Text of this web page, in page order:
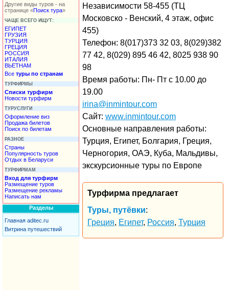
Другие виды туров - на
странице «Поиск тура»
ЧАЩЕ ВСЕГО ИЩУТ:
ЕГИПЕТ
ГРУЗИЯ
ТУРЦИЯ
ГРЕЦИЯ
РОССИЯ
ИТАЛИЯ
ВЬЕТНАМ
Все туры по странам
ТУРФИРМЫ
Списки турфирм
Новости турфирм
ТУРУСЛУГИ
Оформление виз
Продажа билетов
Поиск по билетам
РАЗНОЕ
Страны
Популярность туров
Отдых в Беларуси
ТУРФИРМАМ
Вход для турфирм
Размещение туров
Размещение рекламы
Написать нам
Разделы
Главная aditec.ru
Витрина путешествий
Независимости 58-455 (ТЦ
Московско - Венский, 4 этаж, офис
455)
Телефон: 8(017)373 32 03, 8(029)382
77 42, 8(029) 895 46 42, 8025 938 90
98
Время работы: Пн- Пт с 10.00 до
19.00
irina@inmintour.com
Сайт: www.inmintour.com
Основные направления работы:
Турция, Египет, Болгария, Греция,
Черногория, ОАЭ, Куба, Мальдивы,
экскурсионные туры по Европе
Турфирма предлагает
Туры, путёвки:
Греция, Египет, Россия, Турция